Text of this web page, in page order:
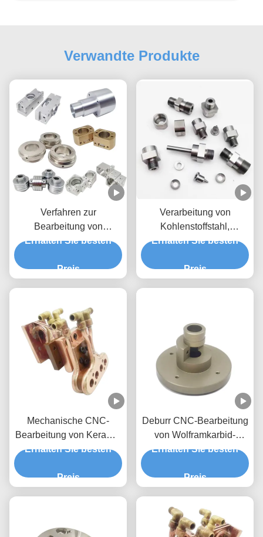
Verwandte Produkte
Verfahren zur
Bearbeitung von
Siliziumkarbid
Stahlkomponenten PPAP
Erhalten Sie besten
Preis
Verarbeitung von
Kohlenstoffstahl,
Präzisionsverarbeitung
Bearbeitung
Erhalten Sie besten
Preis
Mechanische CNC-
Bearbeitung von Keramik
aus Siliziumkarbid
Erhalten Sie besten
Preis
Deburr CNC-Bearbeitung
von Wolframkarbid-
Material Zement
Erhalten Sie besten
Preis